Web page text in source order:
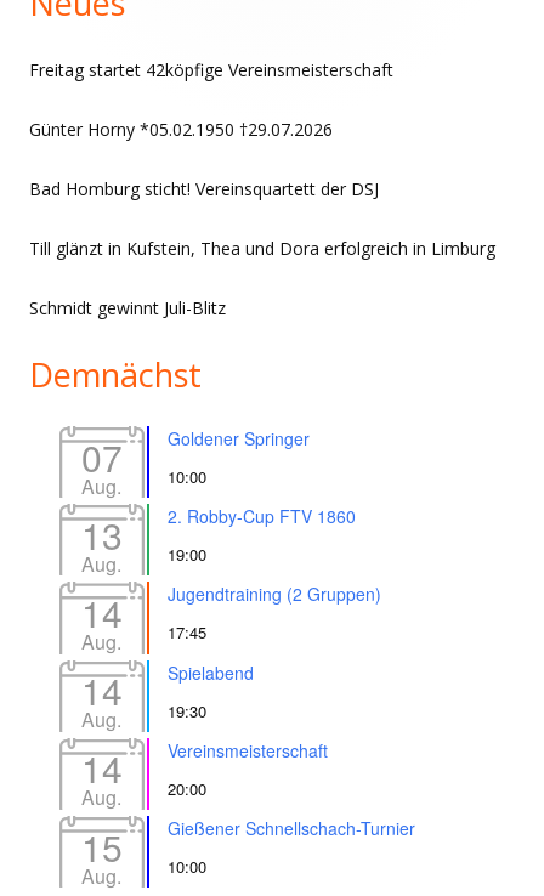
Freitag startet 42köpfige Vereinsmeisterschaft
Günter Horny *05.02.1950 †29.07.2026
Bad Homburg sticht! Vereinsquartett der DSJ
Till glänzt in Kufstein, Thea und Dora erfolgreich in Limburg
Schmidt gewinnt Juli-Blitz
Demnächst
07
Aug.
Goldener Springer
10:00
13
Aug.
2. Robby-Cup FTV 1860
19:00
14
Aug.
Jugendtraining (2 Gruppen)
17:45
14
Aug.
Spielabend
19:30
14
Aug.
Vereinsmeisterschaft
20:00
15
Aug.
Gießener Schnellschach-Turnier
10:00